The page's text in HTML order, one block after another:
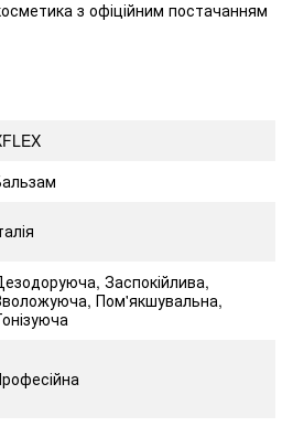
з офіційним постачанням
Заспокійлива,
Пом'якшувальна,